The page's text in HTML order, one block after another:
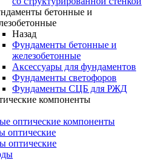
бетонные и
Назад
Фундаменты бетонные и
железобетонные
Аксессуары для фундаментов
Фундаменты светофоров
Фундаменты СЦБ для РЖД
компоненты
оптические компоненты
оптические
оптические